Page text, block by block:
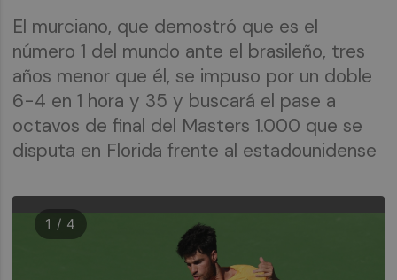
El murciano, que demostró que es el
número 1 del mundo ante el brasileño, tres
años menor que él, se impuso por un doble
6-4 en 1 hora y 35 y buscará el pase a
octavos de final del Masters 1.000 que se
disputa en Florida frente al estadounidense
1 / 4